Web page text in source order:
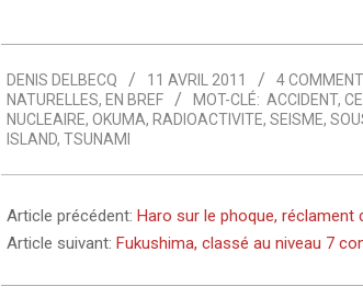
04-
11
DENIS DELBECQ 11 AVRIL 2011 4
NATURELLES, EN BREF MOT-CLÉ: ACCIDENT,
NUCLEAIRE, OKUMA, RADIOACTIVITE, SEISME,
ISLAND, TSUNAMI
Article précédent: Haro sur le phoque, réclament
Article suivant: Fukushima, classé au niveau 7